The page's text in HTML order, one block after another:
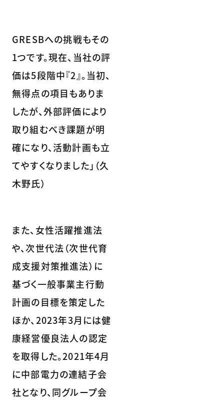
GRESBへの挑戦もその
1つです。現在、当社の評
価は5段階中『2』。当初、
無得点の項目もありま
したが、外部評価により
取り組むべき課題が明
確になり、活動計画も立
てやすくなりました」（久
木野氏）
また、女性活躍推進法
や、次世代法（次世代育
成支援対策推進法）に
基づく一般事業主行動
計画の目標を策定した
ほか、2023年3月には健
康経営優良法人の認定
を取得した。2021年4月
に中部電力の連結子会
社となり、同グループ会